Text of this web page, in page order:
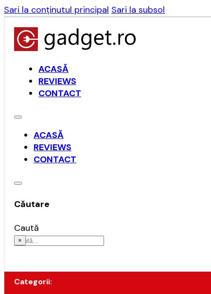
Sari la conținutul principal Sari la subsol
ACASĂ
REVIEWS
CONTACT
ACASĂ
REVIEWS
CONTACT
Căutare
Caută
×
Categorii: